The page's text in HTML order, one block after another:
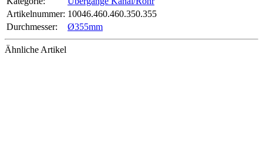
Artikelnummer: 10046.460.460.350.355
Durchmesser‍:
Ø355mm
Ähnliche Artikel